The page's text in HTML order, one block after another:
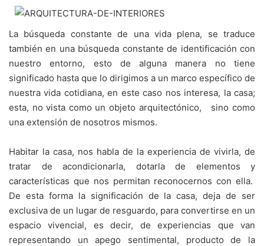
La búsqueda constante de una vida plena, se traduce
también en una búsqueda constante de identificación con
nuestro entorno, esto de alguna manera no tiene
significado hasta que lo dirigimos a un marco específico de
nuestra vida cotidiana, en este caso nos interesa, la casa;
esta, no vista como un objeto arquitectónico, sino como
una extensión de nosotros mismos.
Habitar la casa, nos habla de la experiencia de vivirla, de
tratar de acondicionarla, dotarla de elementos y
características que nos permitan reconocernos con ella.
De esta forma la significación de la casa, deja de ser
exclusiva de un lugar de resguardo, para convertirse en un
espacio vivencial, es decir, de experiencias que van
representando un apego sentimental, producto de la